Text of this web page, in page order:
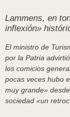
Lammens, en
inflexión»
El ministro de
por la Patria
los comicios
pocas veces hubo
muy grande»
sociedad «un